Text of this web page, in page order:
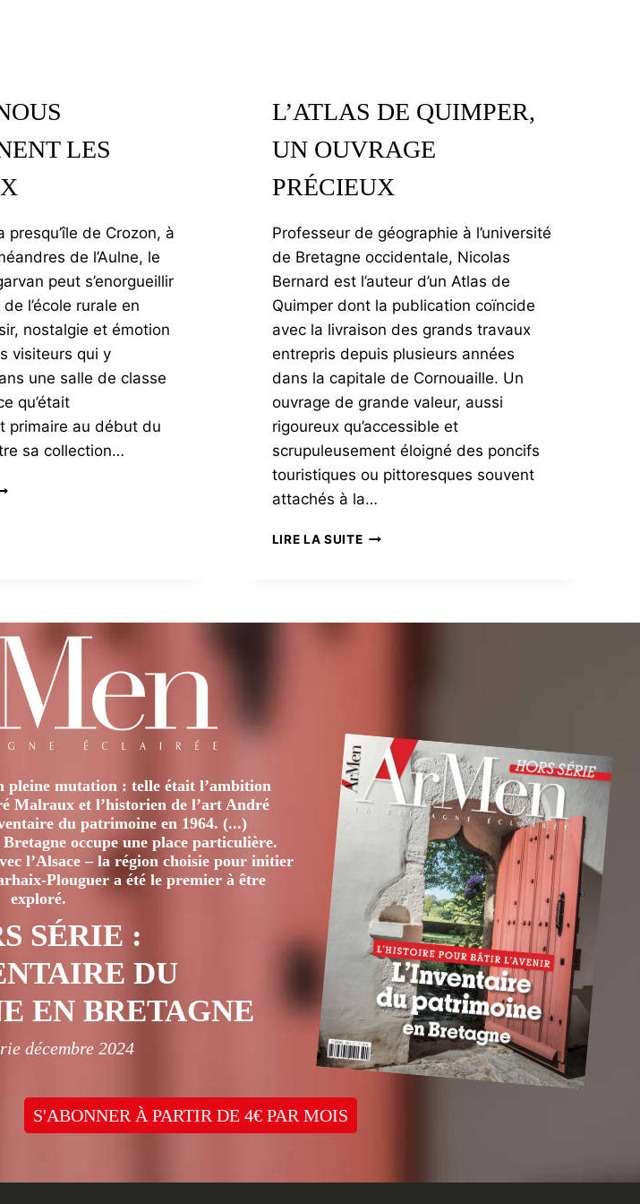
LES
presqu’île de Crozon, à
de l’Aulne, le
peut s’enorgueillir
l’école rurale en
nostalgie et émotion
visiteurs qui y
une salle de classe
qu’était
primaire au début du
sa collection…
L’ATLAS DE QUIMPER,
UN OUVRAGE
PRÉCIEUX
Professeur de géographie à l’université
de Bretagne occidentale, Nicolas
Bernard est l’auteur d’un Atlas de
Quimper dont la publication coïncide
avec la livraison des grands travaux
entrepris depuis plusieurs années
dans la capitale de Cornouaille. Un
ouvrage de grande valeur, aussi
rigoureux qu’accessible et
scrupuleusement éloigné des poncifs
touristiques ou pittoresques souvent
attachés à la…
LIRE LA SUITEL’ATLAS
pleine mutation : telle était l’ambition
Malraux et l’historien de l’art André
du patrimoine en 1964. (...)
occupe une place particulière.
l’Alsace – la région choisie pour initier
Plouguer a été le premier à être
exploré.
SÉRIE :
DU
EN BRETAGNE
décembre 2024
S'ABONNER À PARTIR DE 4€ PAR MOIS